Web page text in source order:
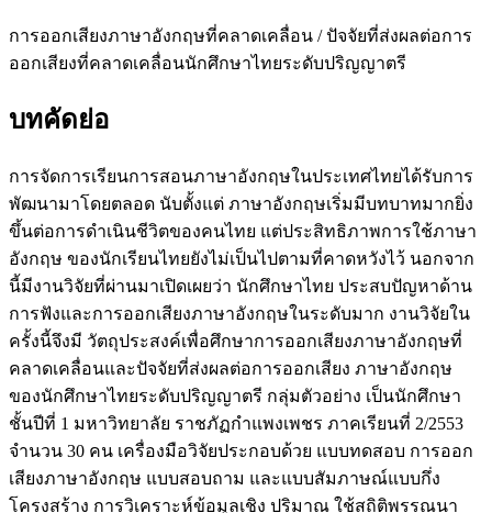
การออกเสียงภาษาอังกฤษที่คลาดเคลื่อน / ปัจจัยที่ส่งผลต่อการ
ออกเสียงที่คลาดเคลื่อนนักศึกษาไทยระดับปริญญาตรี
บทคัดย่อ
การจัดการเรียนการสอนภาษาอังกฤษในประเทศไทยได้รับการ
พัฒนามาโดยตลอด นับตั้งแต่ ภาษาอังกฤษเริ่มมีบทบาทมากยิ่ง
ขึ้นต่อการดำเนินชีวิตของคนไทย แต่ประสิทธิภาพการใช้ภาษา
อังกฤษ ของนักเรียนไทยยังไม่เป็นไปตามที่คาดหวังไว้ นอกจาก
นี้มีงานวิจัยที่ผ่านมาเปิดเผยว่า นักศึกษาไทย ประสบปัญหาด้าน
การฟังและการออกเสียงภาษาอังกฤษในระดับมาก งานวิจัยใน
ครั้งนี้จึงมี วัตถุประสงค์เพื่อศึกษาการออกเสียงภาษาอังกฤษที่
คลาดเคลื่อนและปัจจัยที่ส่งผลต่อการออกเสียง ภาษาอังกฤษ
ของนักศึกษาไทยระดับปริญญาตรี กลุ่มตัวอย่าง เป็นนักศึกษา
ชั้นปีที่ 1 มหาวิทยาลัย ราชภัฏกำแพงเพชร ภาคเรียนที่ 2/2553
จำนวน 30 คน เครื่องมือวิจัยประกอบด้วย แบบทดสอบ การออก
เสียงภาษาอังกฤษ แบบสอบถาม และแบบสัมภาษณ์แบบกึ่ง
โครงสร้าง การวิเคราะห์ข้อมูลเชิง ปริมาณ ใช้สถิติพรรณนา